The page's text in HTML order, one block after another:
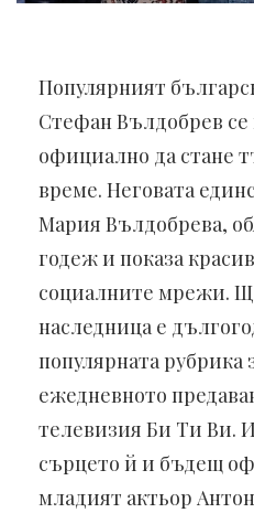
Популярният
Стефан Вълдобрев се
официално да стане
време. Неговата
Мария Вълдобрева,
годеж и показа
социалните мрежи.
наследница е
популярната рубрика
ежедневното
телевизия Би Ти Ви.
сърцето й и бъдещ
младият актьор